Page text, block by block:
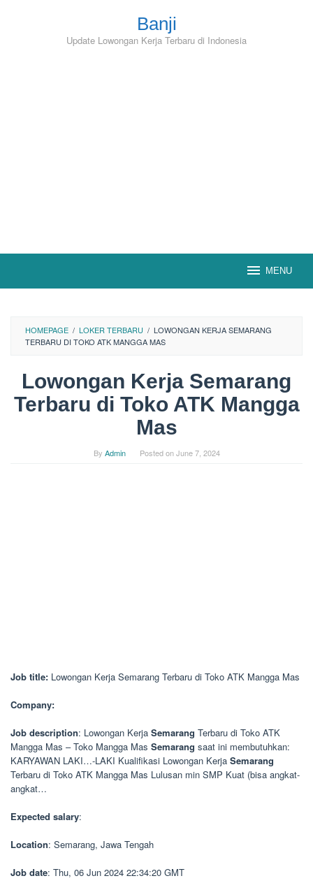
Banji
Update Lowongan Kerja Terbaru di Indonesia
MENU
HOMEPAGE / LOKER TERBARU / LOWONGAN KERJA SEMARANG
TERBARU DI TOKO ATK MANGGA MAS
Lowongan Kerja Semarang
Terbaru di Toko ATK Mangga
Mas
By Admin Posted onJune 7, 2024
Job title: Lowongan Kerja Semarang Terbaru di Toko ATK Mangga Mas
Company:
Job description: Lowongan Kerja Semarang Terbaru di Toko ATK
Mangga Mas – Toko Mangga Mas Semarang saat ini membutuhkan:
KARYAWAN LAKI…-LAKI Kualifikasi Lowongan Kerja Semarang
Terbaru di Toko ATK Mangga Mas Lulusan min SMP Kuat (bisa angkat-
angkat…
Expected salary:
Location: Semarang, Jawa Tengah
Job date: Thu, 06 Jun 2024 22:34:20 GMT